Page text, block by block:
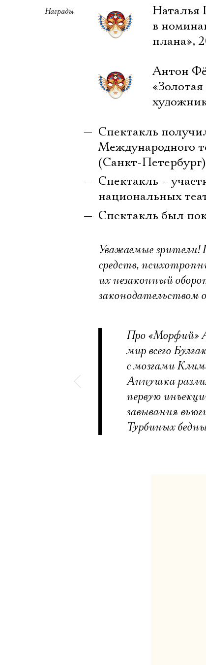
Награды
Наталья
в
плана»,
Антон
Спектакль
Международного
(Санкт-
Спектакль –
национальных
Спектакль был
Уважаемые зрители!
средств,
их незаконный
законодательством
Про «Морфий»
мир всего
с мозгами
Аннушка
первую
завывания
Турбиных